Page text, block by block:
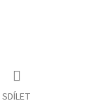
SDÍLET